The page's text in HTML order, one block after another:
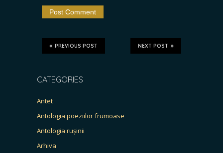
NEXT POST
PREVIOUS POST
CATEGORIES
Antet
Antologia poeziilor frumoase
Antologia rușinii
Arhiva